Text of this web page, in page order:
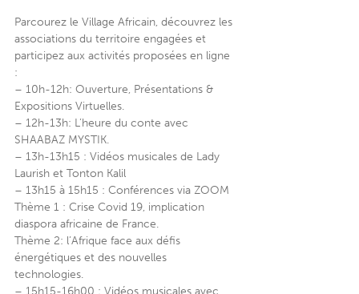
Parcourez le Village Africain, découvrez les
associations du territoire engagées et
participez aux activités proposées en ligne
:
– 10h-12h: Ouverture, Présentations &
Expositions Virtuelles.
– 12h-13h: L’heure du conte avec
SHAABAZ MYSTIK.
– 13h-13h15 : Vidéos musicales de Lady
Laurish et Tonton Kalil
– 13h15 à 15h15 : Conférences via ZOOM
Thème 1 : Crise Covid 19, implication
diaspora africaine de France.
Thème 2: l’Afrique face aux défis
énergétiques et des nouvelles
technologies.
– 15h15-16h00 : Vidéos musicales avec